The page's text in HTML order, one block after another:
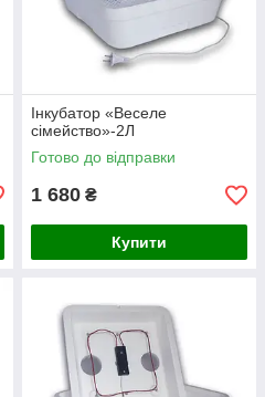
Інкубатор «Веселе
сімейство»-2Л
Готово до відправки
1 680 ₴
Купити